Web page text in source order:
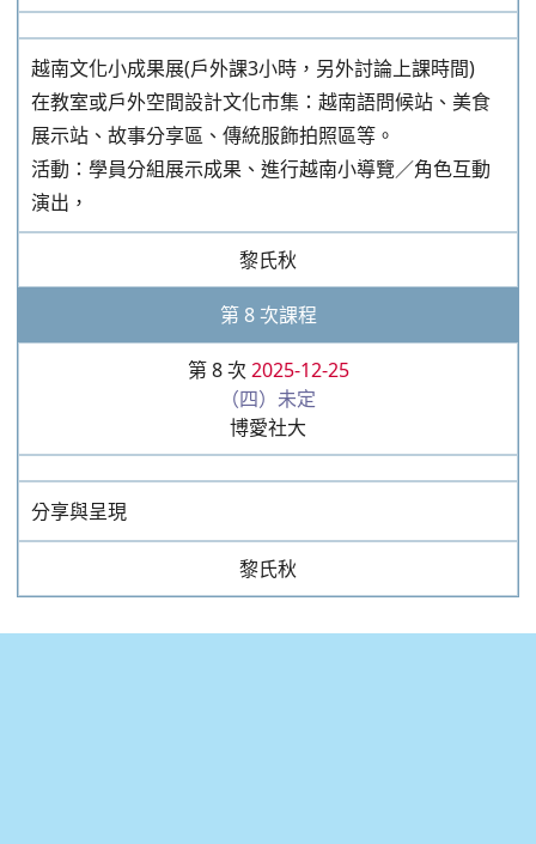
越南文化小成果展(戶外課3小時，另外討論上課時間)
在教室或戶外空間設計文化市集：越南語問候站、美食
展示站、故事分享區、傳統服飾拍照區等。
活動：學員分組展示成果、進行越南小導覽／角色互動
演出，
黎氏秋
第 8 次課程
第 8 次 2025-12-25
（四）未定
博愛社大
分享與呈現
黎氏秋